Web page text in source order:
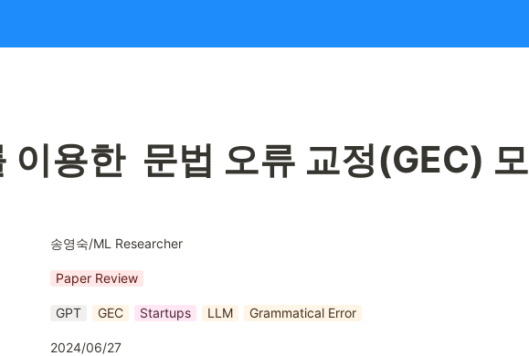
이용한  문법 오류 교정(GEC) 모
송영숙/ML Researcher
Paper Review
GPT GEC Startups LLM Grammatical Error
2024/06/27